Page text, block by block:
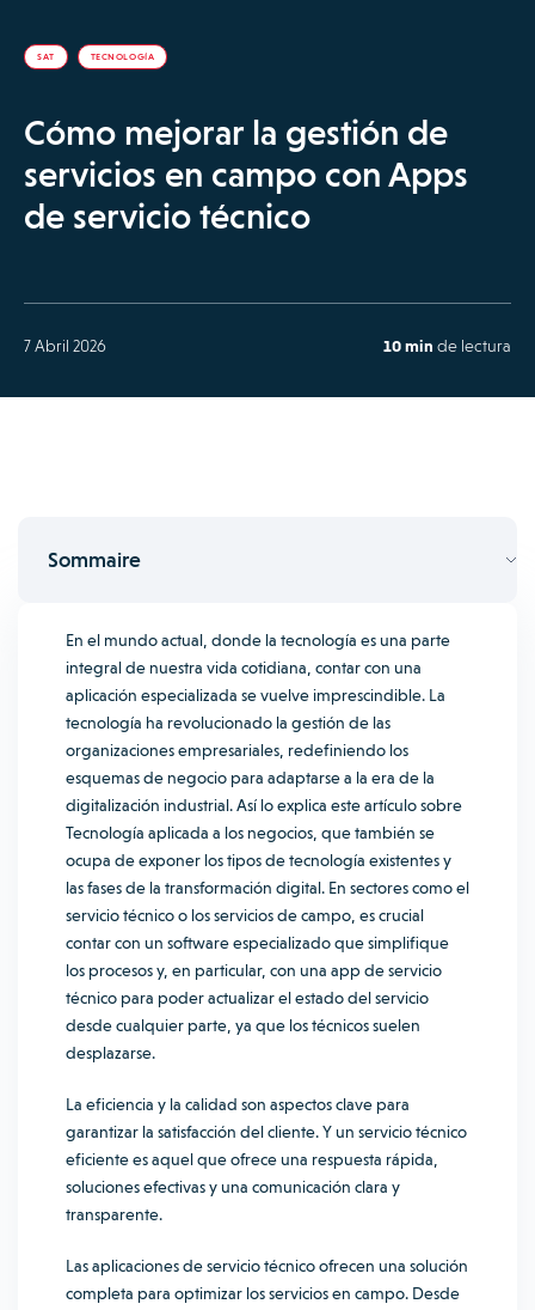
SAT TECNOLOGÍA
Cómo mejorar la gestión de
servicios en campo con Apps
de servicio técnico
7 Abril 2026 10 min de lectura
Sommaire
En el mundo actual, donde la tecnología es una parte
integral de nuestra vida cotidiana, contar con una
aplicación especializada se vuelve imprescindible. La
tecnología ha revolucionado la gestión de las
organizaciones empresariales, redefiniendo los
esquemas de negocio para adaptarse a la era de la
digitalización industrial. Así lo explica este artículo sobre
Tecnología aplicada a los negocios , que también se
ocupa de exponer los tipos de tecnología existentes y
las fases de la transformación digital. En sectores como el
servicio técnico o los servicios de campo, es crucial
contar con un software especializado que simplifique
los procesos y, en particular, con una app de servicio
técnico para poder actualizar el estado del servicio
desde cualquier parte, ya que los técnicos suelen
desplazarse.
La eficiencia y la calidad son aspectos clave para
garantizar la satisfacción del cliente. Y un servicio técnico
eficiente es aquel que ofrece una respuesta rápida,
soluciones efectivas y una comunicación clara y
transparente.
Las aplicaciones de servicio técnico ofrecen una solución
completa para optimizar los servicios en campo. Desde